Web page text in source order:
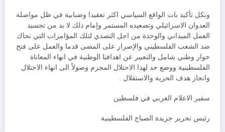
وبكل تأكيد بات الواقع السياسي اكثر تعقيدا وضبابية في ظل مواصلة
العدوان الاسرائيلي وتصعيده المستمر وإمام ذلك لا بد من تجسيد
العمل الميداني والوحدة من اجل التصدي لتلك المؤامرات التي تحاك
ضد الشعب الفلسطيني والإصرار على المضى قدما والعمل على فتح
حوار وطني شامل والتعبير عن اهدافنا الوطنية في انهاء المعاناة
الفلسطينية ووضع حد لهذا الاحتلال المجرم وصولاً الى انهاء الاحتلال
وانجاز هدف الحرية والاستقلال .
سفير الاعلام العربي في فلسطين
رئيس تحرير جريدة الصباح الفلسطينية